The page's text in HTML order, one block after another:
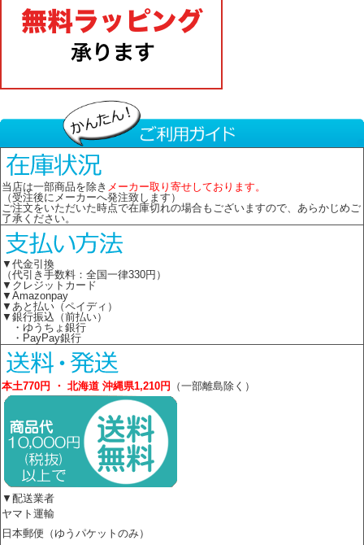
当店は一部商品を除き メーカー取り寄せしております。
（受注後にメーカーへ発注致します）
ご注文をいただいた時点で在庫切れの場合もございますので、あらかじめご
了承ください。
▼代金引換
（代引き手数料：全国一律330円）
▼クレジットカード
▼Amazonpay
▼あと払い（ペイディ）
▼銀行振込（前払い）
・ゆうちょ銀行
・PayPay銀行
本土770円 ・ 北海道 沖縄県1,210円 （一部離島除く）
▼配送業者
ヤマト運輸
日本郵便（ゆうパケットのみ）